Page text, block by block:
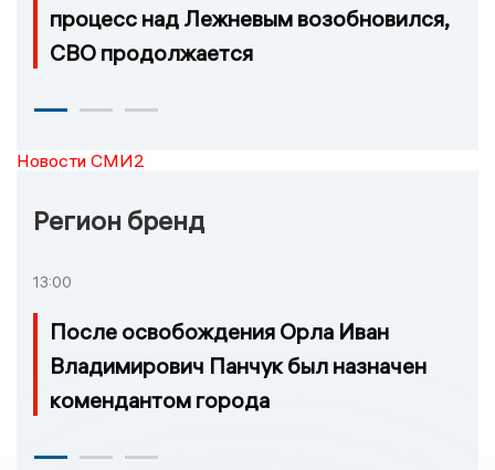
процесс над Лежневым возобновился,
СВО продолжается
Новости СМИ2
Регион бренд
13:00
После освобождения Орла Иван
Владимирович Панчук был назначен
комендантом города